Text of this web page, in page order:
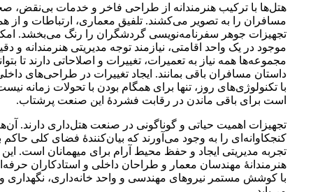
هتل‌‌ها با ترکیب هنرمندانه از طراحی فاخر و خدمات بی‌نقض،
مسافران را به تصویر می‌کشند. تلفیق معماری، ارتباطات و از
تجهیزات جوهر سفرنامه‌نویسی گردشگران را رنگ می‌بخشد.
موجود در یک واحد اقامتی، نیازمند توجه مدیریتی هنرمندانه و
مجموعه‌ها همه نیاز به تعمیرات، تغییرات و اصلاحاتی دارند تا
داستان مسافران باقی بمانند. ایجاد تغییرات در طراحی‌های
با تکنولوژی‌های روز، تنها برای همگام بودن با تحولات زمانه
است برای باقی ماندن در رقابت فشردۀ این صنعت پرشتاب.
تجهیزات اهمیت حیاتی و گوناگونی در صنعت هتل‌داری دارند.
کنجکاوانه‌ای را به وجود می‌آورند که بیان‌کنندۀ فضای کلی حاکم
تجربه مدیریتی ایجاد و حفظ محیط آرام برای میهمانان است.
هنرمندانۀ مهندسان معمار و طراحان داخلی و استادکاران
با کوشش مستمر نیروهای مهندسی و واحد خانه‌داری، نگهداری و